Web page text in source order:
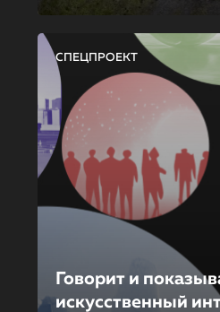
СПЕЦПРОЕКТ
Говорит и
искусственный